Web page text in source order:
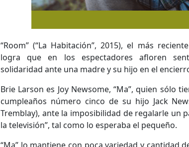
“Room” (“La Habitación”, 2015), el más
logra que en los espectadores afloren
solidaridad ante una madre y su hijo en el
Brie Larson es Joy Newsome, “Ma”, quien sólo
cumpleaños número cinco de su hijo Jack
Tremblay), ante la imposibilidad de regalarle un
la televisión”, tal como lo esperaba el pequeño.